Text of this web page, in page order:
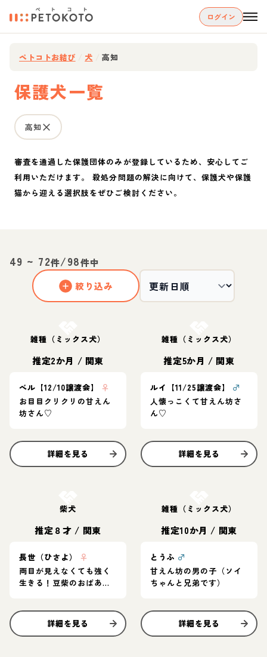
ログイン
ペトコトお結び 犬 高知
保護犬一覧
高知
審査を通過した保護団体のみが登録しているため、安心してご
利用いただけます。 殺処分問題の解決に向けて、保護犬や保護
猫から迎える選択肢をぜひご検討ください。
49 ~ 72件/98件中
絞り込み
雑種（ミックス犬）
推定2か月 / 関東
べル【12/10譲渡会】
♀
お目目クリクリの甘えん
坊さん♡
詳細を見る
雑種（ミックス犬）
推定5か月 / 関東
ルイ【11/25譲渡会】
♂
人懐っこくて甘えん坊さ
ん♡
詳細を見る
柴犬
推定８才 / 関東
長世（ひさよ）
♀
両目が見えなくても強く
生きる！豆柴のおばあさ
詳細を見る
雑種（ミックス犬）
推定10か月 / 関東
とうふ ♂
甘えん坊の男の子（ソイ
ちゃんと兄弟です）
詳細を見る